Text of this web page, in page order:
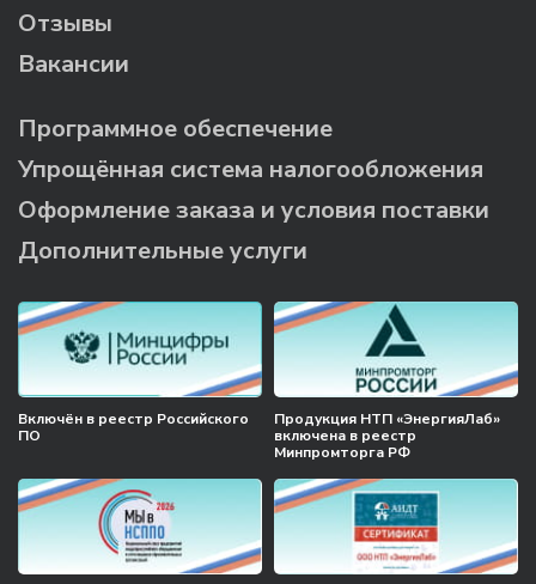
Отзывы
Вакансии
Программное обеспечение
Упрощённая система налогообложения
Оформление заказа и условия поставки
Дополнительные услуги
Включён в реестр Российского
ПО
Продукция НТП «ЭнергияЛаб»
включена в реестр
Минпромторга РФ